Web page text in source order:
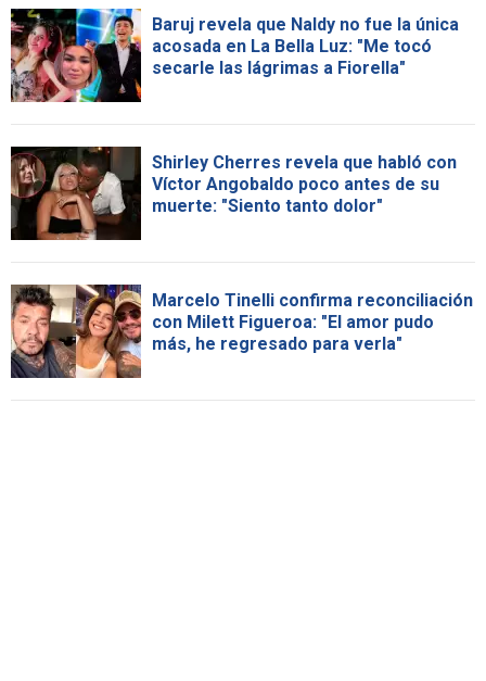
Baruj revela que Naldy no fue la única
acosada en La Bella Luz: "Me tocó
secarle las lágrimas a Fiorella"
Shirley Cherres revela que habló con
Víctor Angobaldo poco antes de su
muerte: "Siento tanto dolor"
Marcelo Tinelli confirma reconciliación
con Milett Figueroa: "El amor pudo
más, he regresado para verla"